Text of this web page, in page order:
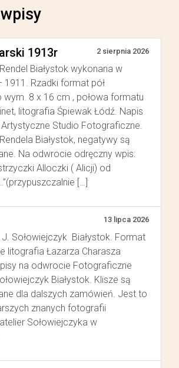
1913r 2 sierpnia 2026
Białystok wykonana w
1911. Rzadki format pół
wym. 8 x 16 cm , połowa formatu
litografia Śpiewak Łódź. Napis
Studio Fotograficzne.
Białystok, negatywy są
Na odwrocie odręczny wpis:
Alloczki ( Alicji) od
[…]
13 lipca 2026
Sołowiejczyk Białystok. Format
litografia Łazarza Charasza
na odwrocie Fotograficzne
Białystok. Klisze są
dla dalszych zamówień. Jest to
znanych fotografii
Sołowiejczyka w